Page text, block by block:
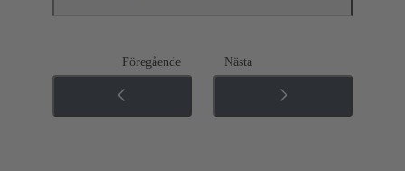
Föregående Nästa